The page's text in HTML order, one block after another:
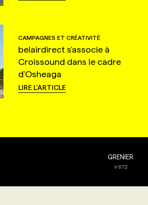
CAMPAGNES ET CRÉATIVITÉ
belairdirect s'associe à
Croissound dans le cadre
d'Osheaga
LIRE L'ARTICLE
GRENIER
V8.7.2